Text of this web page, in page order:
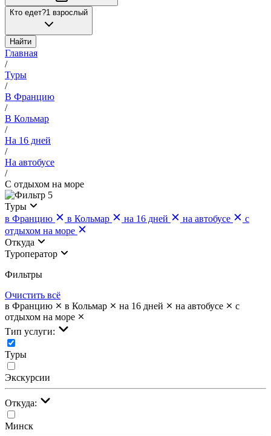
Кто едет?1 взрослый
Найти
Главная
/
Туры
/
В Францию
/
В Кольмар
/
На 16 дней
/
На автобусе
/
С отдыхом на море
5
Туры
в Францию
в Кольмар на 16 дней на автобусе
с
отдыхом на море
Откуда
Туроператор
Фильтры
Очистить всё
в Францию
в Кольмар на 16 дней на автобусе
с
отдыхом на море
Тип услуги:
Туры
Экскурсии
Откуда:
Минск